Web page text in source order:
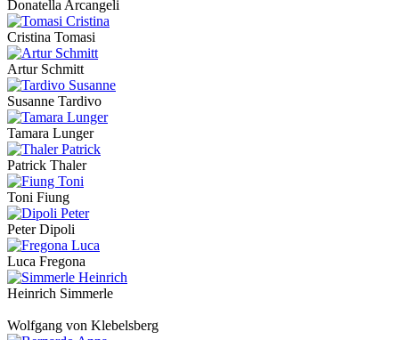
Donatella Arcangeli
Cristina Tomasi
Artur Schmitt
Susanne Tardivo
Tamara Lunger
Patrick Thaler
Toni Fiung
Peter Dipoli
Luca Fregona
Heinrich Simmerle
Wolfgang von Klebelsberg